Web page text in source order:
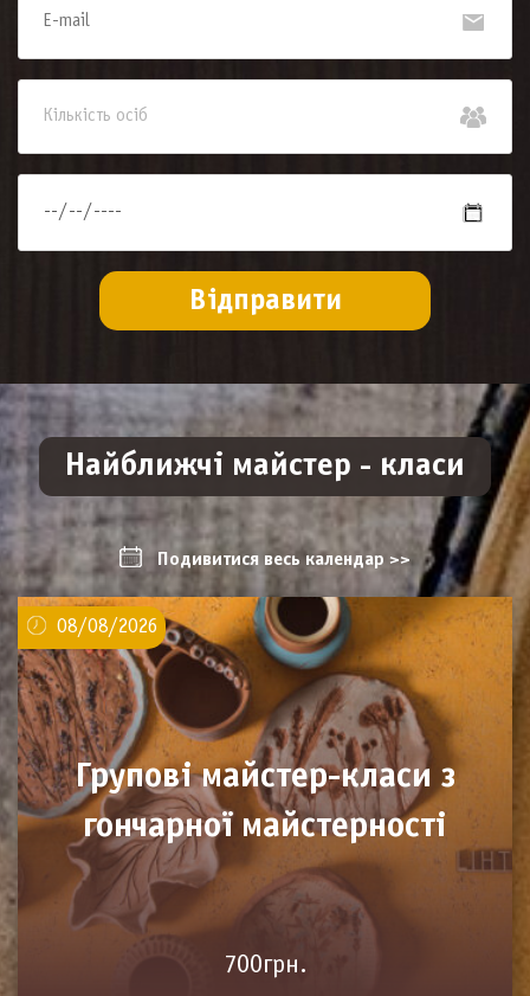
Найближчі майстер - класи
Подивитися весь календар >>
08/08/2026
Групові майстер-класи з
гончарної майстерності
700грн.